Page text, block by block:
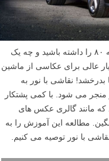
چه قصد عکاسی از یک اتومبیل قدیمی از دهه ۸۰ را داشته باشید و چه یک
عالی برای عکاسی از ماشین
نقاشی با نور به
می شود. با کمی پشتکار
که مانند گالری عکس های
مطالعه این آموزش را به
با نور توصیه می کنیم.